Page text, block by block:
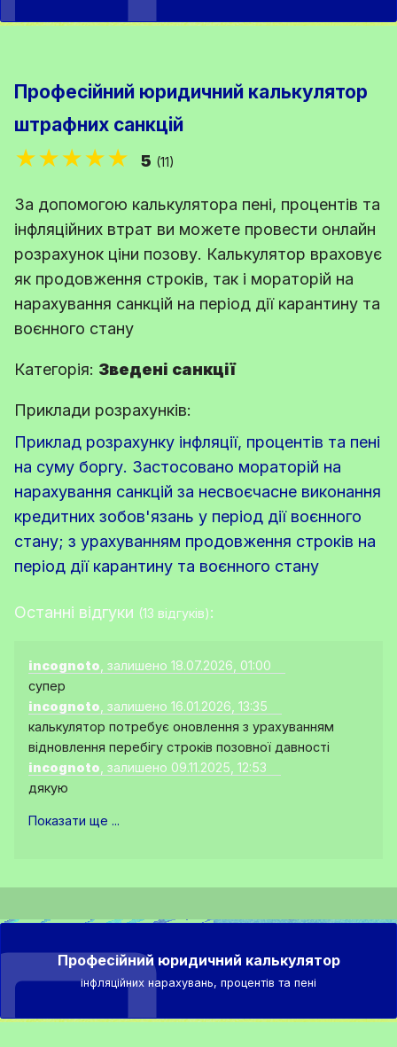
Професійний юридичний калькулятор
штрафних санкцій
★★★★★ 5 (11)
За допомогою калькулятора пені, процентів та
інфляційних втрат ви можете провести онлайн
розрахунок ціни позову. Калькулятор враховує
як продовження строків, так і мораторій на
нарахування санкцій на період дії карантину та
воєнного стану
Категорія: Зведені санкції
Приклади розрахунків:
Приклад розрахунку інфляції, процентів та пені
на суму боргу. Застосовано мораторій на
нарахування санкцій за несвоєчасне виконання
кредитних зобов'язань у період дії воєнного
стану; з урахуванням продовження строків на
період дії карантину та воєнного стану
Останні відгуки (13 відгуків):
incognoto , залишено 18.07.2026, 01:00
супер
incognoto , залишено 16.01.2026, 13:35
калькулятор потребує оновлення з урахуванням
відновлення перебігу строків позовної давності
incognoto , залишено 09.11.2025, 12:53
дякую
Показати ще ...
Професійний юридичний калькулятор
інфляційних нарахувань, процентів та пені